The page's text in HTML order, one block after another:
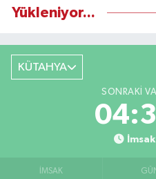
Yükleniyor...
KÜTAHYA
SONRAKI
İMSAK